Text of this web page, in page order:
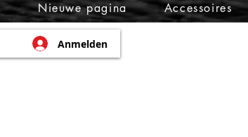
Nieuwe pagina Accessoires
Anmelden